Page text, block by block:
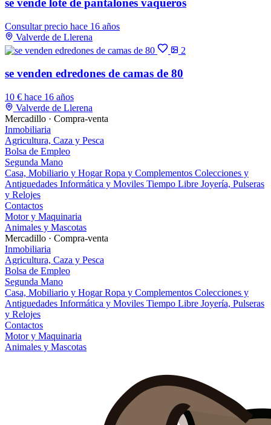
se vende lote de pantalones vaqueros
Consultar precio hace 16 años
Valverde de Llerena
2
se venden edredones de camas de 80
10 € hace 16 años
Valverde de Llerena
Mercadillo · Compra-venta
Inmobiliaria
Agricultura, Caza y Pesca
Bolsa de Empleo
Segunda Mano
Casa, Mobiliario y HogarRopa y Complementos Colecciones y
Antiguedades Informática y Moviles Tiempo Libre Joyería, Pulseras
y Relojes
Contactos
Motor y Maquinaria
Animales y Mascotas
Mercadillo · Compra-venta
Inmobiliaria
Agricultura, Caza y Pesca
Bolsa de Empleo
Segunda Mano
Casa, Mobiliario y HogarRopa y Complementos Colecciones y
Antiguedades Informática y Moviles Tiempo Libre Joyería, Pulseras
y Relojes
Contactos
Motor y Maquinaria
Animales y Mascotas